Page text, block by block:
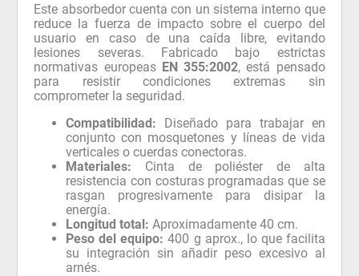
Este absorbedor cuenta con un sistema interno que
reduce la fuerza de impacto sobre el cuerpo del
usuario en caso de una caída libre, evitando
lesiones severas. Fabricado bajo estrictas
normativas europeas EN 355:2002, está pensado
para resistir condiciones extremas sin
comprometer la seguridad.
Compatibilidad: Diseñado para trabajar en
conjunto con mosquetones y líneas de vida
verticales o cuerdas conectoras.
Materiales: Cinta de poliéster de alta
resistencia con costuras programadas que se
rasgan progresivamente para disipar la
energía.
Longitud total: Aproximadamente 40 cm.
Peso del equipo: 400 g aprox., lo que facilita
su integración sin añadir peso excesivo al
arnés.